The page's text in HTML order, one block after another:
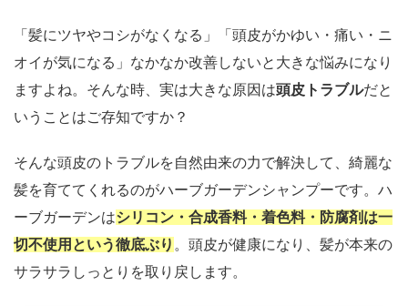
「髪にツヤやコシがなくなる」「頭皮がかゆい・痛い・ニ
オイが気になる 」なかなか改善しないと大きな悩みになり
ますよね。そんな時、実は大きな原因は頭皮トラブルだと
いうことはご存知ですか？
そんな頭皮のトラブルを自然由来の力で解決して、綺麗な
髪を育ててくれるのがハーブガーデンシャンプーです。ハ
ーブガーデンはシリコン・合成香料・着色料・防腐剤は一
切不使用という徹底ぶり 。頭皮が健康になり、髪が本来の
サラサラしっとりを取り戻します。